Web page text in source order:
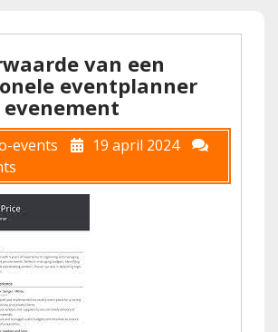
van een
eventplanner
events
19 april 2024